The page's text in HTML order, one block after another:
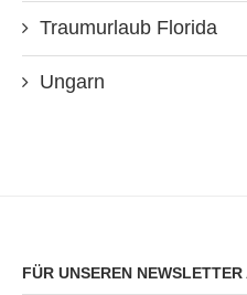
Traumurlaub Florida
Ungarn
FÜR UNSEREN